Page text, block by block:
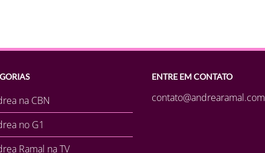
na CBN
no G1
Ramal na TV
ENTRE EM CONTATO
contato@andrearamal.com